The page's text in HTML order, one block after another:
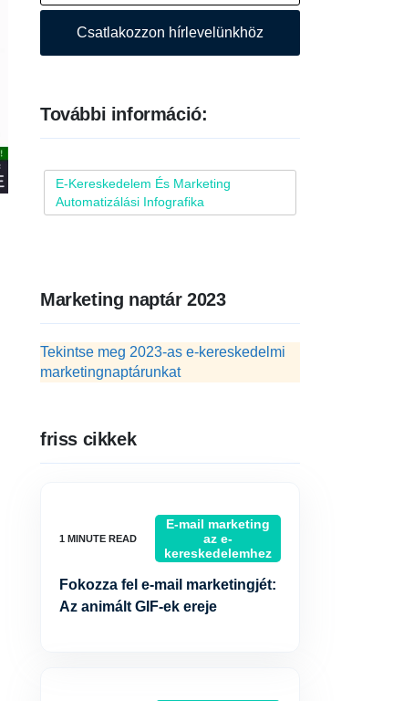
Csatlakozzon hírlevelünkhöz
További információ:
E-Kereskedelem És Marketing
Automatizálási Infografika
Marketing naptár 2023
Tekintse meg 2023-as e-kereskedelmi
marketingnaptárunkat
friss cikkek
E-mail marketing
az e-
kereskedelemhez
Fokozza fel e-mail marketingjét:
Az animált GIF-ek ereje